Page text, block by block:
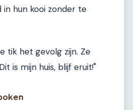
in hun kooi zonder te
tik het gevolg zijn. Ze
is mijn huis, blijf eruit!"